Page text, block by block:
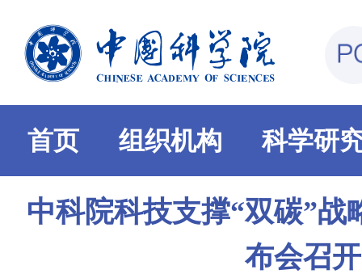
首页 组织机构 科学研
中科院科技支撑“双碳”战
布会召开